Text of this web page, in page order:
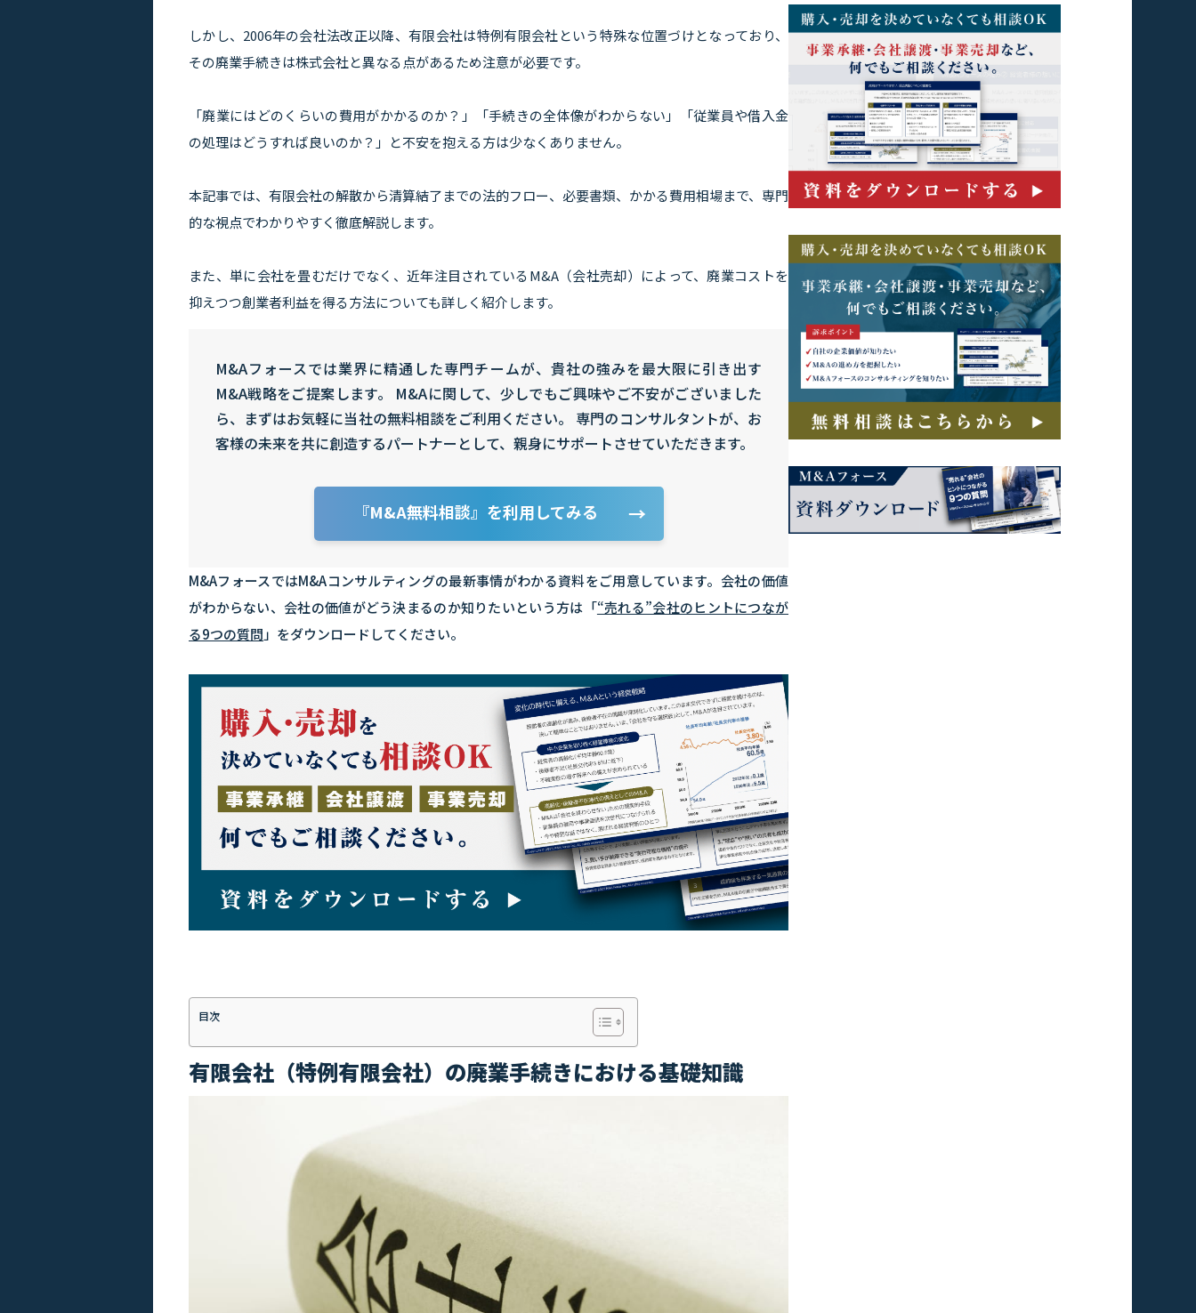
しかし、2006年の会社法改正以降、有限会社は特例有限会社という特殊な位置づけとなっており、
その廃業手続きは株式会社と異なる点があるため注意が必要です。
「廃業にはどのくらいの費用がかかるのか？」「手続きの全体像がわからない」「従業員や借入金
の処理はどうすれば良いのか？」と不安を抱える方は少なくありません。
本記事では、有限会社の解散から清算結了までの法的フロー、必要書類、かかる費用相場まで、専門
的な視点でわかりやすく徹底解説します。
また、単に会社を畳むだけでなく、近年注目されているM&A（会社売却）によって、廃業コストを
抑えつつ創業者利益を得る方法についても詳しく紹介します。
M&Aフォースでは業界に精通した専門チームが、貴社の強みを最大限に引き出す
M&A戦略をご提案します。 M&Aに関して、少しでもご興味やご不安がございました
ら、まずはお気軽に当社の無料相談をご利用ください。 専門のコンサルタントが、お
客様の未来を共に創造するパートナーとして、親身にサポートさせていただきます。
『M&A無料相談』を利用してみる →
M&AフォースではM&Aコンサルティングの最新事情がわかる資料をご用意しています。会社の価値
がわからない、会社の価値がどう決まるのか知りたいという方は「“売れる”会社のヒントにつなが
る9つの質問 」をダウンロードしてください。
目次
有限会社（特例有限会社）の廃業手続きにおける基礎知識